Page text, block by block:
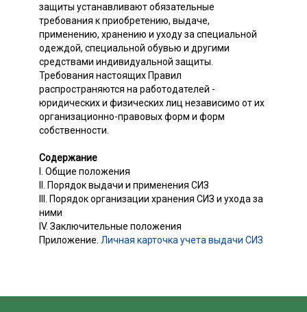
защиты устанавливают обязательные
требования к приобретению, выдаче,
применению, хранению и уходу за специальной
одеждой, специальной обувью и другими
средствами индивидуальной защиты.
Требования настоящих Правил
распространяются на работодателей -
юридических и физических лиц независимо от их
организационно-правовых форм и форм
собственности.
Содержание
I. Общие положения
II. Порядок выдачи и применения СИЗ
III. Порядок организации хранения СИЗ и ухода за
ними
IV. Заключительные положения
Приложение. Личная карточка учета выдачи СИЗ